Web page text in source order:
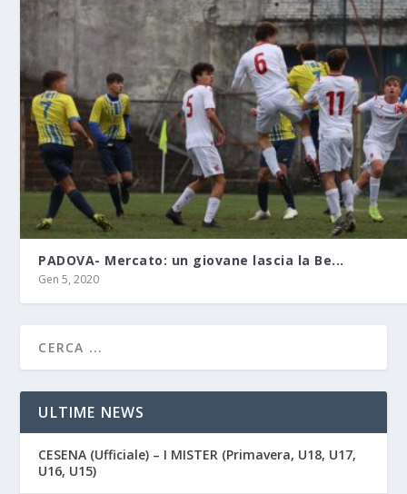
PADOVA- Mercato: un giovane lascia la Be...
Gen 5, 2020
ULTIME NEWS
CESENA (Ufficiale) – I MISTER (Primavera, U18, U17,
U16, U15)